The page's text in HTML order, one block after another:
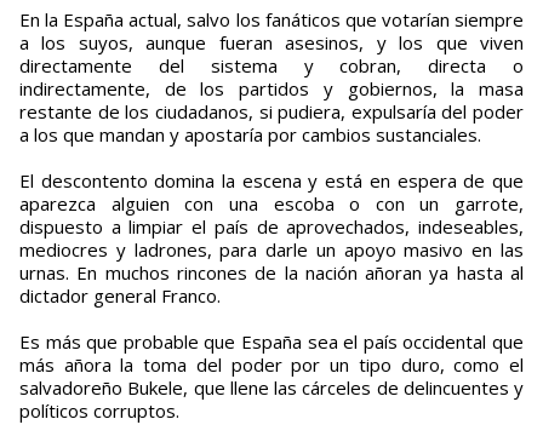
En la España actual, salvo los fanáticos que votarían siempre
a los suyos, aunque fueran asesinos, y los que viven
directamente del sistema y cobran, directa o
indirectamente, de los partidos y gobiernos, la masa
restante de los ciudadanos, si pudiera, expulsaría del poder
a los que mandan y apostaría por cambios sustanciales.
El descontento domina la escena y está en espera de que
aparezca alguien con una escoba o con un garrote,
dispuesto a limpiar el país de aprovechados, indeseables,
mediocres y ladrones, para darle un apoyo masivo en las
urnas. En muchos rincones de la nación añoran ya hasta al
dictador general Franco.
Es más que probable que España sea el país occidental que
más añora la toma del poder por un tipo duro, como el
salvadoreño Bukele, que llene las cárceles de delincuentes y
políticos corruptos.